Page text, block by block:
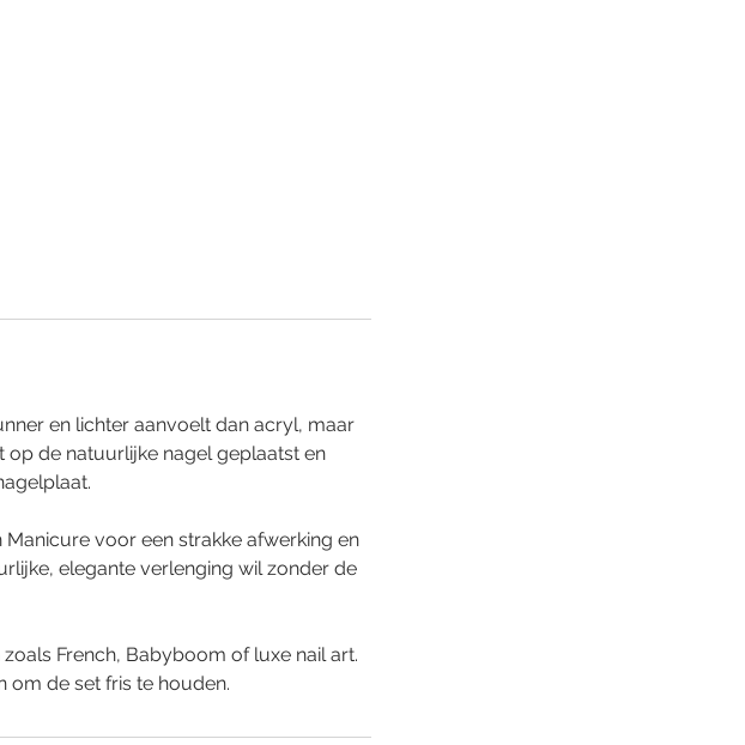
en lichter aanvoelt dan acryl, maar
de natuurlijke nagel geplaatst en
voor een strakke afwerking en
elegante verlenging wil zonder de
French, Babyboom of luxe nail art.
om de set fris te houden.